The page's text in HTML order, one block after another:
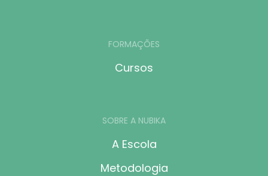
FORMAÇÕES
Cursos
SOBRE A NUBIKA
A Escola
Metodologia